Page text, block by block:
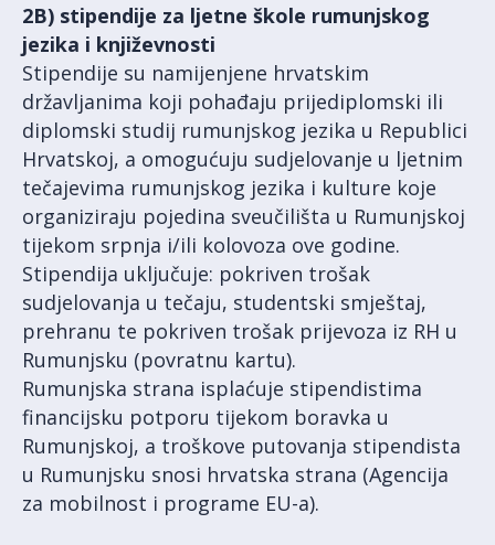
2B) stipendije za ljetne škole rumunjskog
jezika i književnosti
Stipendije su namijenjene hrvatskim
državljanima koji pohađaju prijediplomski ili
diplomski studij rumunjskog jezika u Republici
Hrvatskoj, a omogućuju sudjelovanje u ljetnim
tečajevima rumunjskog jezika i kulture koje
organiziraju pojedina sveučilišta u Rumunjskoj
tijekom srpnja i/ili kolovoza ove godine.
Stipendija uključuje: pokriven trošak
sudjelovanja u tečaju, studentski smještaj,
prehranu te pokriven trošak prijevoza iz RH u
Rumunjsku (povratnu kartu).
Rumunjska strana isplaćuje stipendistima
financijsku potporu tijekom boravka u
Rumunjskoj, a troškove putovanja stipendista
u Rumunjsku snosi hrvatska strana (Agencija
za mobilnost i programe EU-a).